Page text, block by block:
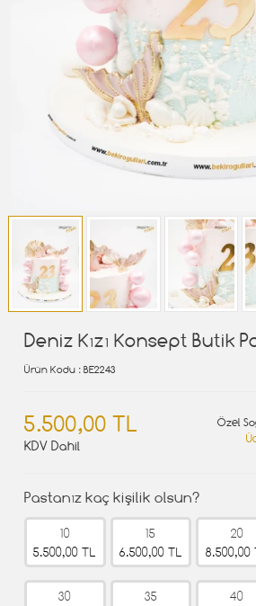
Deniz Kızı Konsept Butik
Ürün Kodu : BE2243
5.500,00 TL
KDV Dahil
Özel
Pastanız kaç kişilik olsun?
10
5.500,00 TL
15
6.500,00 TL
20
8.500,00
30
35
40